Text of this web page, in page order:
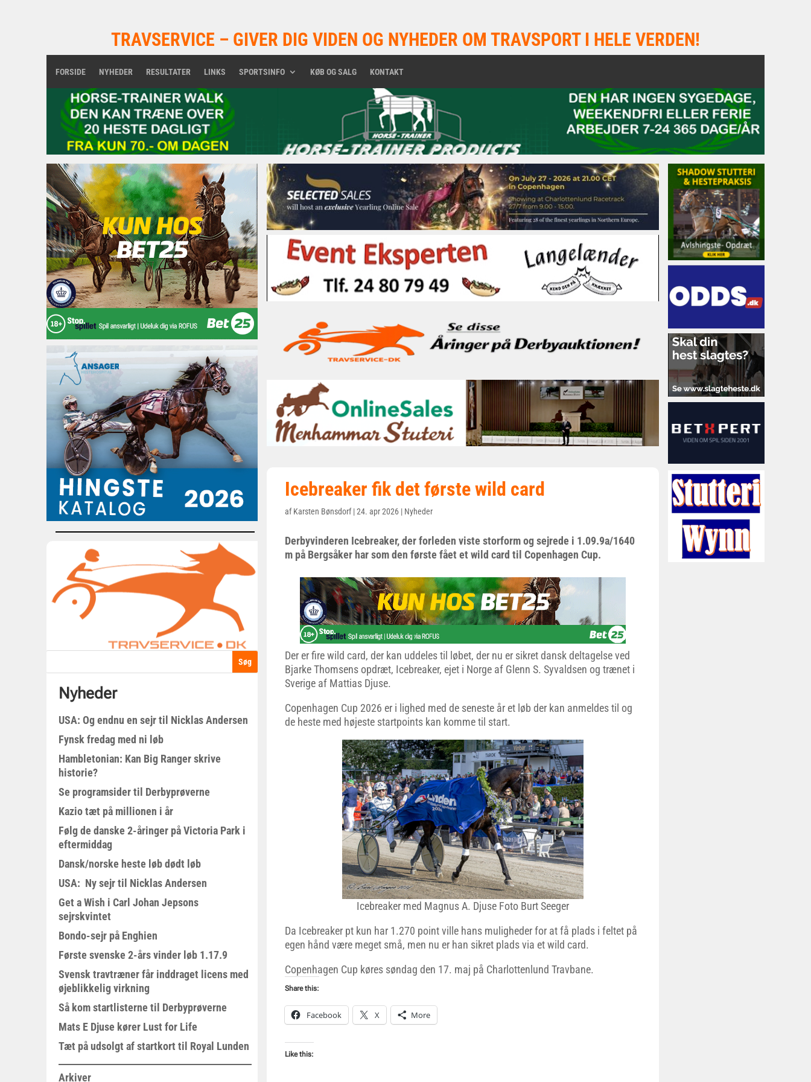
TRAVSERVICE – GIVER DIG VIDEN OG NYHEDER OM TRAVSPORT I HELE VERDEN!
FORSIDE NYHEDER RESULTATER LINKS SPORTSINFO KØB OG SALG KONTAKT
Nyheder
USA: Og endnu en sejr til Nicklas Andersen
Fynsk fredag med ni løb
Hambletonian: Kan Big Ranger skrive
historie?
Se programsider til Derbyprøverne
Kazio tæt på millionen i år
Følg de danske 2-åringer på Victoria Park i
eftermiddag
Dansk/norske heste løb dødt løb
USA: Ny sejr til Nicklas Andersen
Get a Wish i Carl Johan Jepsons
sejrskvintet
Bondo-sejr på Enghien
Første svenske 2-års vinder løb 1.17.9
Svensk travtræner får inddraget licens med
øjeblikkelig virkning
Så kom startlisterne til Derbyprøverne
Mats E Djuse kører Lust for Life
Tæt på udsolgt af startkort til Royal Lunden
Arkiver
Icebreaker fik det første wild card
afKarsten Bønsdorf|24. apr 2026 | Nyheder
Derbyvinderen Icebreaker, der forleden viste storform og sejrede i 1.09.9a/1640
m på Bergsåker har som den første fået et wild card til Copenhagen Cup.
Der er fire wild card, der kan uddeles til løbet, der nu er sikret dansk deltagelse ved
Bjarke Thomsens opdræt, Icebreaker, ejet i Norge af Glenn S. Syvaldsen og trænet i
Sverige af Mattias Djuse.
Copenhagen Cup 2026 er i lighed med de seneste år et løb der kan anmeldes til og
de heste med højeste startpoints kan komme til start.
Icebreaker med Magnus A. Djuse Foto Burt Seeger
Da Icebreaker pt kun har 1.270 point ville hans muligheder for at få plads i feltet på
egen hånd være meget små, men nu er han sikret plads via et wild card.
Copenhagen Cup køres søndag den 17. maj på Charlottenlund Travbane.
Share this:
Facebook X More
Like this: